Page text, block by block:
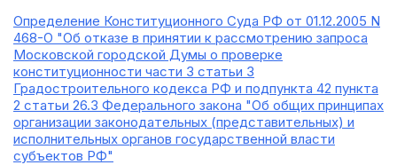
Определение Конституционного Суда РФ от 01.12.2005 N
468-О "Об отказе в принятии к рассмотрению запроса
Московской городской Думы о проверке
конституционности части 3 статьи 3
Градостроительного кодекса РФ и подпункта 42 пункта
2 статьи 26.3 Федерального закона "Об общих принципах
организации законодательных (представительных) и
исполнительных органов государственной власти
субъектов РФ"